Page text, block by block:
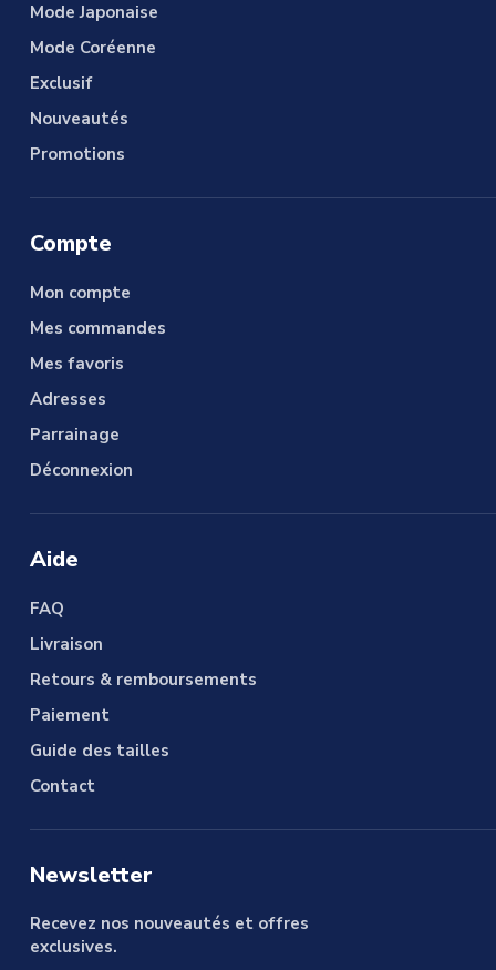
Mode Japonaise
Mode Coréenne
Exclusif
Nouveautés
Promotions
Compte
Mon compte
Mes commandes
Mes favoris
Adresses
Parrainage
Déconnexion
Aide
FAQ
Livraison
Retours & remboursements
Paiement
Guide des tailles
Contact
Newsletter
Recevez nos nouveautés et offres
exclusives.